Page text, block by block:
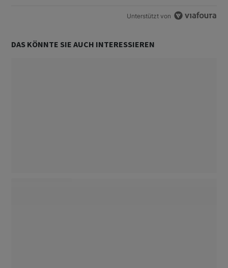
Unterstützt von
DAS KÖNNTE SIE AUCH INTERESSIEREN